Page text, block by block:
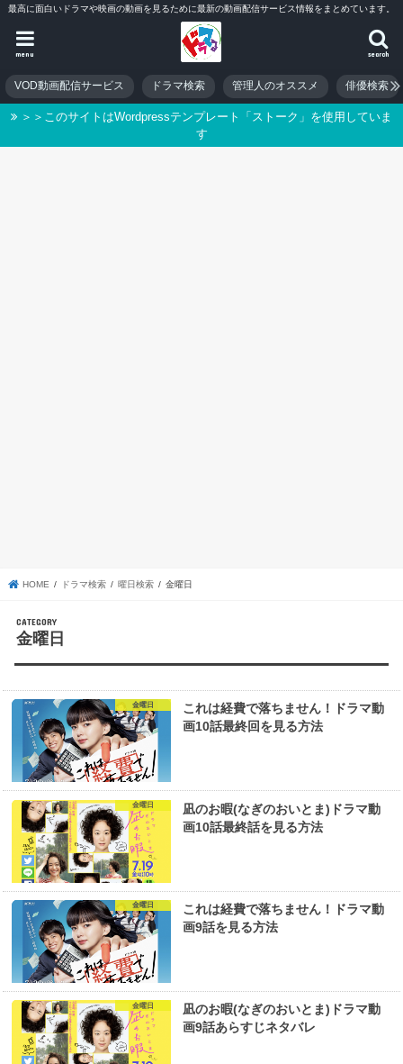
最高に面白いドラマや映画の動画を見るために最新の動画配信サービス情報をまとめています。
search
menu
VOD動画配信サービス ドラマ検索 管理人のオススメ 俳優検索
＞＞このサイトはWordpressテンプレート「ストーク」を使用していま
す
HOME ドラマ検索 曜日検索 金曜日
金曜日
金曜日
これは経費で落ちません！ドラマ動
画10話最終回を見る方法
金曜日
凪のお暇(なぎのおいとま)ドラマ動
画10話最終話を見る方法
金曜日
これは経費で落ちません！ドラマ動
画9話を見る方法
金曜日
凪のお暇(なぎのおいとま)ドラマ動
画9話あらすじネタバレ